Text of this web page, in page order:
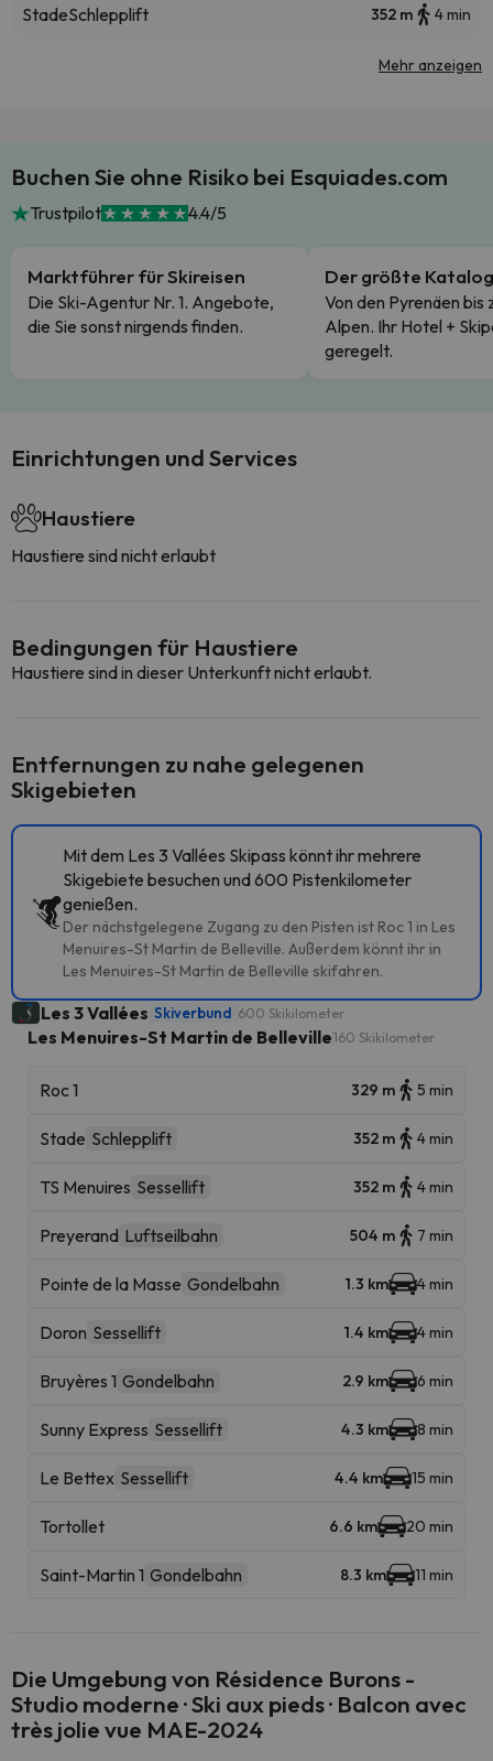
StadeSchlepplift 352 m 4 min
Mehr anzeigen
Buchen Sie ohne Risiko bei Esquiades.com
Trustpilot 4.4/5
Marktführer für Skireisen
Die Ski-Agentur Nr. 1. Angebote,
die Sie sonst nirgends finden.
Der größte Katalog
Von den Pyrenäen bis
Alpen. Ihr Hotel +
geregelt.
Einrichtungen und Services
Haustiere
Haustiere sind nicht erlaubt
Bedingungen für Haustiere
Haustiere sind in dieser Unterkunft nicht erlaubt.
Entfernungen zu nahe gelegenen
Skigebieten
Mit dem Les 3 Vallées Skipass könnt ihr mehrere
Skigebiete besuchen und 600 Pistenkilometer
genießen.
Der nächstgelegene Zugang zu den Pisten ist Roc 1 in Les
Menuires-St Martin de Belleville. Außerdem könnt ihr in
Les Menuires-St Martin de Belleville skifahren.
Les 3 Vallées Skiverbund 600 Skikilometer
Les Menuires-St Martin de Belleville160 Skikilometer
Roc 1 329 m 5 min
Stade Schlepplift 352 m 4 min
TS Menuires Sessellift 352 m 4 min
Preyerand Luftseilbahn 504 m 7 min
Pointe de la Masse Gondelbahn 1.3 km 4 min
Doron Sessellift 1.4 km 4 min
Bruyères 1 Gondelbahn 2.9 km 6 min
Sunny Express Sessellift 4.3 km 8 min
Le Bettex Sessellift 4.4 km 15 min
Tortollet 6.6 km 20 min
Saint-Martin 1 Gondelbahn 8.3 km 11 min
Die Umgebung von Résidence Burons -
Studio moderne · Ski aux pieds · Balcon avec
très jolie vue MAE-2024